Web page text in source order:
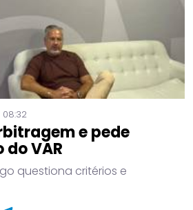
e pede
do VAR
questiona critérios e